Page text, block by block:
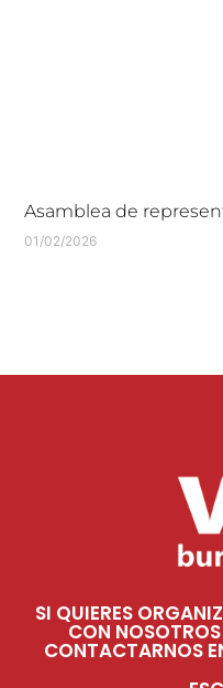
Asamblea de
01/02/2026
SI QUIERES
CON NOSOTROS
CONTACTARNOS